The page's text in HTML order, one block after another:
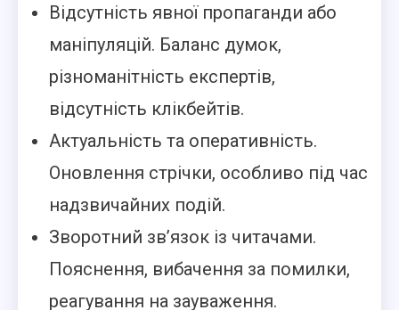
Відсутність явної пропаганди або
маніпуляцій. Баланс думок,
різноманітність експертів,
відсутність клікбейтів.
Актуальність та оперативність.
Оновлення стрічки, особливо під час
надзвичайних подій.
Зворотний зв’язок із читачами.
Пояснення, вибачення за помилки,
реагування на зауваження.